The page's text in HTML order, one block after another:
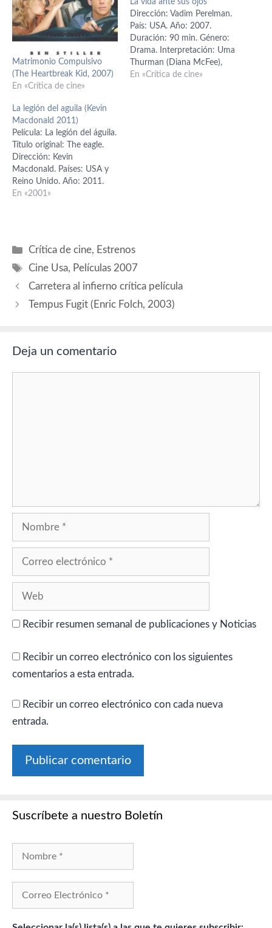
Matrimonio Compulsivo
(The Heartbreak Kid, 2007)
En «Crítica de cine»
La vida ante sus ojos
Dirección: Vadim Perelman.
País: USA. Año: 2007.
Duración: 90 min. Género:
Drama. Interpretación: Uma
Thurman (Diana McFee),
Evan Rachel Wood (Diana
En «Crítica de cine»
La legión del aguila (Kevin
Macdonald 2011)
Película: La legión del águila.
Título original: The eagle.
Dirección: Kevin
Macdonald. Países: USA y
Reino Unido. Año: 2011.
Duración: 114 min. Género:
Sutherland (Aquila), Mark
Strong (Guern), Denis
Rahim (príncipe de los
Foca). Guion: Jeremy…
En «2001»
Categorías
Crítica de cine, Estrenos
Etiquetas
Cine Usa, Películas 2007
Carretera al infierno crítica película
Tempus Fugit (Enric Folch, 2003)
Deja un comentario
Nombre
Correo
Web
Recibir resumen semanal de publicaciones y Noticias
Recibir un correo electrónico con los siguientes
comentarios a esta entrada.
Recibir un correo electrónico con cada nueva
entrada.
Suscríbete a nuestro Boletín